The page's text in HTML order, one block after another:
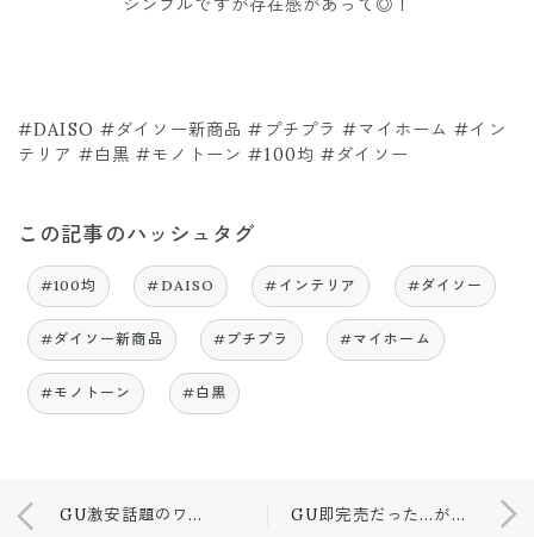
シンプルですが存在感があって◎！
#DAISO #ダイソー新商品 #プチプラ #マイホーム #イン
テリア #白黒 #モノトーン #100均 #ダイソー
この記事のハッシュタグ
#100均 #DAISO #インテリア #ダイソー
#ダイソー新商品 #プチプラ #マイホーム
#モノトーン #白黒
GU激安話題のワンピース♡ GU即完売だった…が春バージョンで再登場❤️